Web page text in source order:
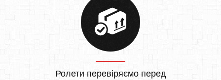
Ролети перевіряємо перед